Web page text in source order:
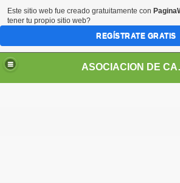
Este sitio web fue creado gratuitamente con
tener tu propio sitio web?
REGÍSTRATE GRATIS